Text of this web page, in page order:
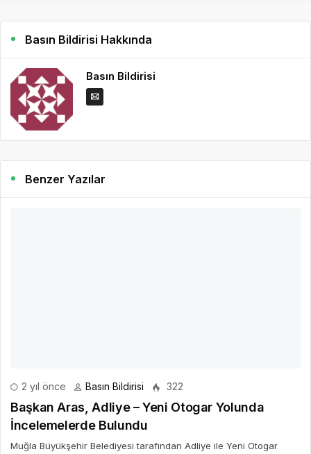
Basın Bildirisi Hakkında
Basın Bildirisi
Benzer Yazılar
2 yıl önce Basın Bildirisi 322
Başkan Aras, Adliye – Yeni Otogar Yolunda
İncelemelerde Bulundu
Muğla Büyükşehir Belediyesi tarafından Adliye ile Yeni Otogar